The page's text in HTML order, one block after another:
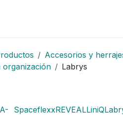
Accesorios y
organización
Labrys
SpaceflexxREVEALLiniQ